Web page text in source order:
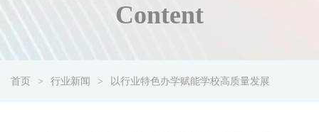
Content
首页 行业新闻 以行业特色办学赋能学校高质量发展